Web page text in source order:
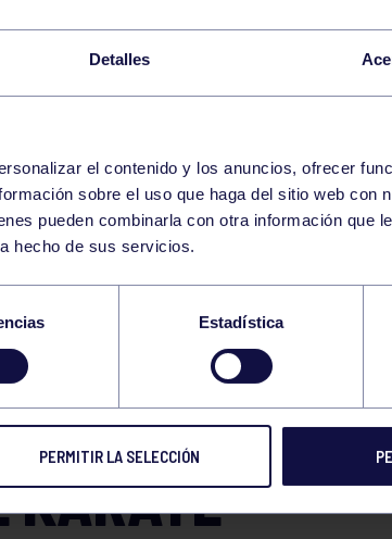
Detalles
el contenido y los anuncios, ofrecer
sobre el uso que haga del sitio web con
pueden combinarla con otra información que
hecho de sus servicios.
Estadística
PERMITIR LA SELECCIÓN
PLATAS Y 4
LOS
EN EL “VI
KÁRATE